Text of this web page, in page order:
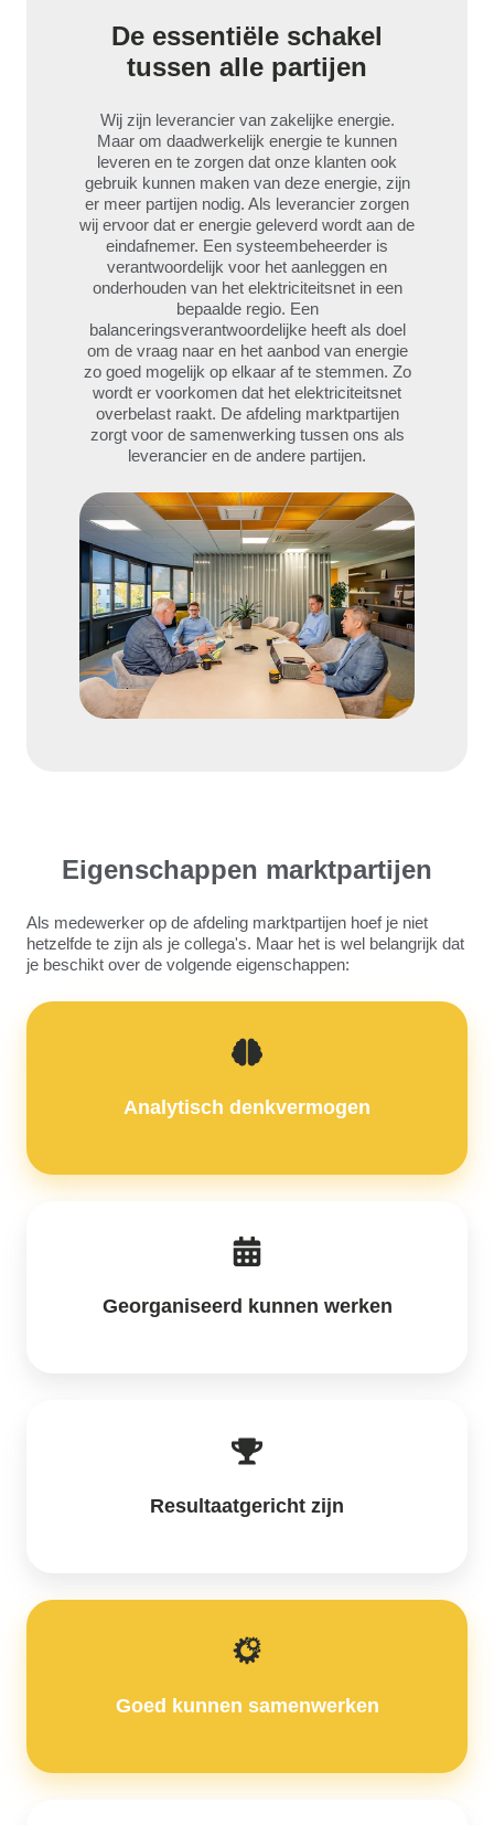
De essentiële schakel
tussen alle partijen
Wij zijn leverancier van zakelijke energie.
Maar om daadwerkelijk energie te kunnen
leveren en te zorgen dat onze klanten ook
gebruik kunnen maken van deze energie, zijn
er meer partijen nodig. Als leverancier zorgen
wij ervoor dat er energie geleverd wordt aan de
eindafnemer. Een systeembeheerder is
verantwoordelijk voor het aanleggen en
onderhouden van het elektriciteitsnet in een
bepaalde regio. Een
balanceringsverantwoordelijke heeft als doel
om de vraag naar en het aanbod van energie
zo goed mogelijk op elkaar af te stemmen. Zo
wordt er voorkomen dat het elektriciteitsnet
overbelast raakt. De afdeling marktpartijen
zorgt voor de samenwerking tussen ons als
leverancier en de andere partijen.
Eigenschappen marktpartijen
Als medewerker op de afdeling marktpartijen hoef je niet
hetzelfde te zijn als je collega's. Maar het is wel belangrijk dat
je beschikt over de volgende eigenschappen:
Analytisch denkvermogen
Georganiseerd kunnen werken
Resultaatgericht zijn
Goed kunnen samenwerken